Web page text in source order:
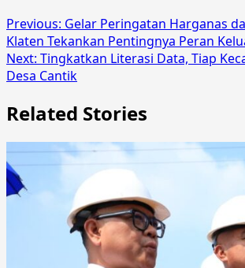
Previous: Gelar Peringatan Harganas
Klaten Tekankan Pentingnya Peran
Next: Tingkatkan Literasi Data, Tiap
Desa Cantik
Related Stories